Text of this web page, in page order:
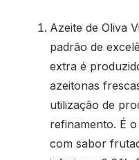
Azeite de Oliva
padrão de
extra é
azeitonas
utilização de
refinamento. É
com sabor